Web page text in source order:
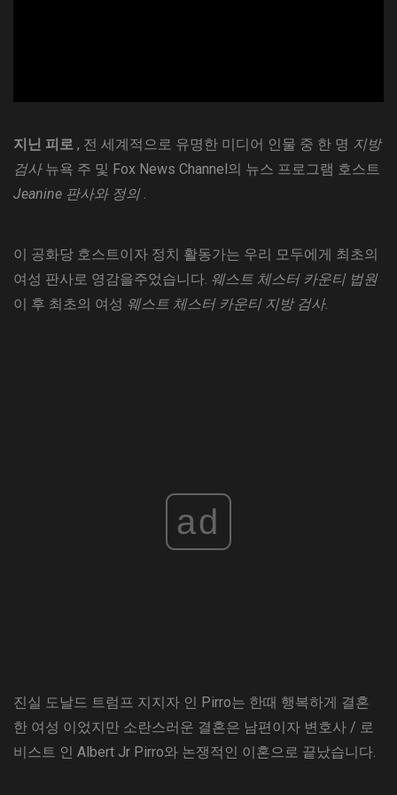
지닌 피로 , 전 세계적으로 유명한 미디어 인물 중 한 명 지방
검사뉴욕 주 및 Fox News Channel의 뉴스 프로그램 호스트
Jeanine 판사와 정의.
이 공화당 호스트이자 정치 활동가는 우리 모두에게 최초의
여성 판사로 영감을주었습니다. 웨스트 체스터 카운티 법원
이 후 최초의 여성 웨스트 체스터 카운티 지방 검사.
ad
진실 도날드 트럼프 지지자 인 Pirro는 한때 행복하게 결혼
한 여성 이었지만 소란스러운 결혼은 남편이자 변호사 / 로
비스트 인 Albert Jr Pirro와 논쟁적인 이혼으로 끝났습니다.